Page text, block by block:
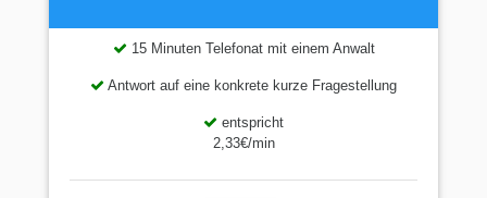
15 Minuten Telefonat mit einem Anwalt
Antwort auf eine konkrete kurze Fragestellung
entspricht
2,33€/min